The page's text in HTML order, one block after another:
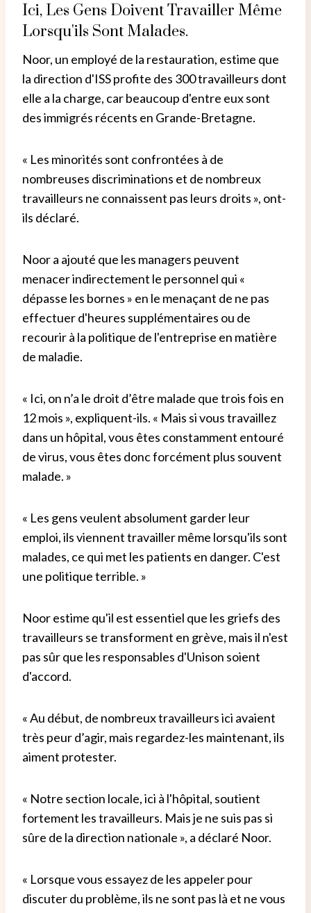
Ici, Les Gens Doivent Travailler Même
Lorsqu'ils Sont Malades.
Noor, un employé de la restauration, estime que
la direction d'ISS profite des 300 travailleurs dont
elle a la charge, car beaucoup d'entre eux sont
des immigrés récents en Grande-Bretagne.
« Les minorités sont confrontées à de
nombreuses discriminations et de nombreux
travailleurs ne connaissent pas leurs droits », ont-
ils déclaré.
Noor a ajouté que les managers peuvent
menacer indirectement le personnel qui «
dépasse les bornes » en le menaçant de ne pas
effectuer d'heures supplémentaires ou de
recourir à la politique de l'entreprise en matière
de maladie.
« Ici, on n’a le droit d’être malade que trois fois en
12 mois », expliquent-ils. « Mais si vous travaillez
dans un hôpital, vous êtes constamment entouré
de virus, vous êtes donc forcément plus souvent
malade. »
« Les gens veulent absolument garder leur
emploi, ils viennent travailler même lorsqu'ils sont
malades, ce qui met les patients en danger. C'est
une politique terrible. »
Noor estime qu'il est essentiel que les griefs des
travailleurs se transforment en grève, mais il n'est
pas sûr que les responsables d'Unison soient
d'accord.
« Au début, de nombreux travailleurs ici avaient
très peur d’agir, mais regardez-les maintenant, ils
aiment protester.
« Notre section locale, ici à l'hôpital, soutient
fortement les travailleurs. Mais je ne suis pas si
sûre de la direction nationale », a déclaré Noor.
« Lorsque vous essayez de les appeler pour
discuter du problème, ils ne sont pas là et ne vous